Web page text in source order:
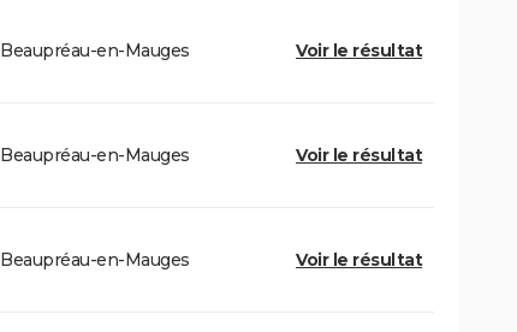
Beaupréau-en-Mauges Voir le résultat
Beaupréau-en-Mauges Voir le résultat
Beaupréau-en-Mauges Voir le résultat